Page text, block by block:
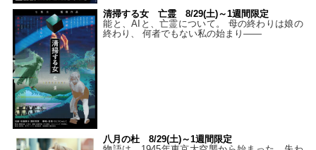
清掃する女 亡霊 8/29(土)～1週間限定
能と、AIと、亡霊について。 母の終わりは娘の
終わり、 何者でもない私の始まり――
八月の杜 8/29(土)～1週間限定